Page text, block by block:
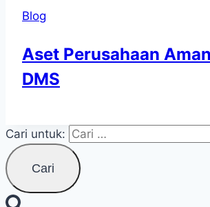
Blog
Aset Perusahaan
DMS
Cari untuk: